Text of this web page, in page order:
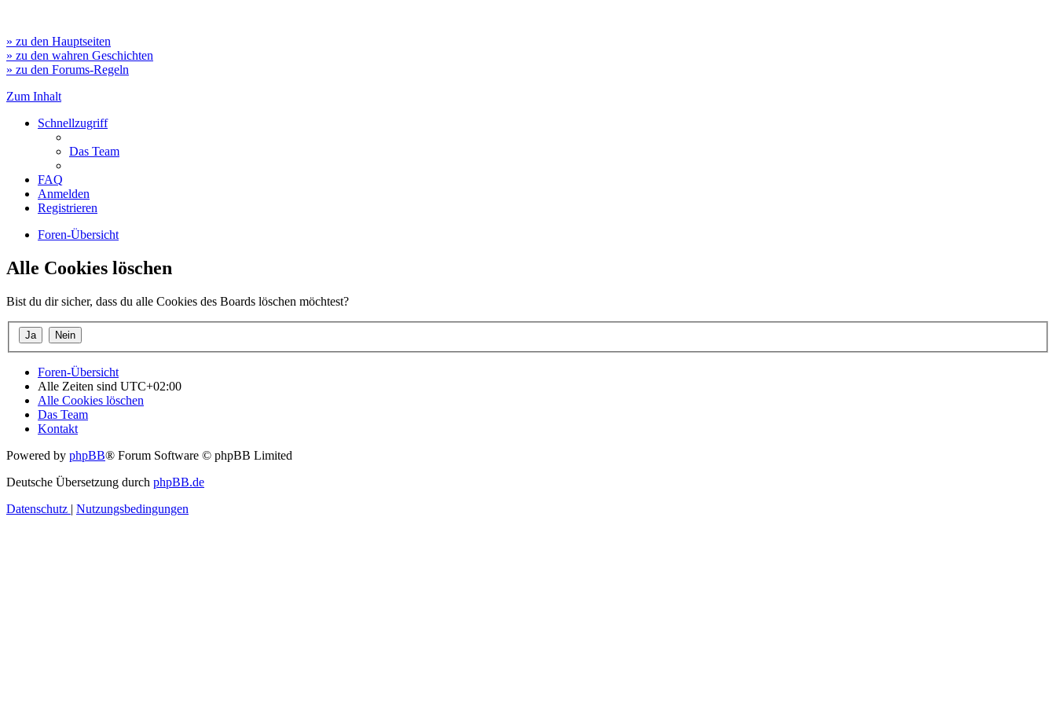
» zu den Hauptseiten
» zu den wahren Geschichten
» zu den Forums-Regeln
Zum Inhalt
Schnellzugriff
Das Team
FAQ
Anmelden
Registrieren
Foren-Übersicht
Alle Cookies löschen
Bist du dir sicher, dass du alle Cookies des Boards löschen möchtest?
Foren-Übersicht
Alle Zeiten sind UTC+02:00
Alle Cookies löschen
Das Team
Kontakt
Powered by phpBB® Forum Software © phpBB Limited
Deutsche Übersetzung durch phpBB.de
Datenschutz | Nutzungsbedingungen